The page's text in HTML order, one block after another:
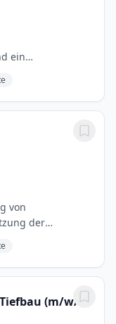
ein
der
Seit
von
der
GmbH
/ Planung
(m/w/d)